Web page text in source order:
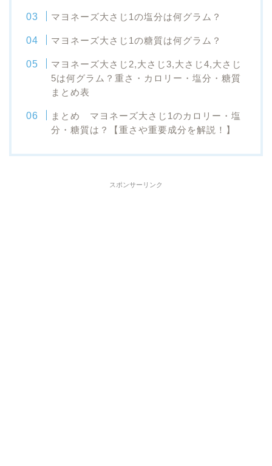
マヨネーズ大さじ1の塩分は何グラム？
マヨネーズ大さじ1の糖質は何グラム？
マヨネーズ大さじ2,大さじ3,大さじ4,大さじ
5は何グラム？重さ・カロリー・塩分・糖質
まとめ表
まとめ マヨネーズ大さじ1のカロリー・塩
分・糖質は？【重さや重要成分を解説！】
スポンサーリンク